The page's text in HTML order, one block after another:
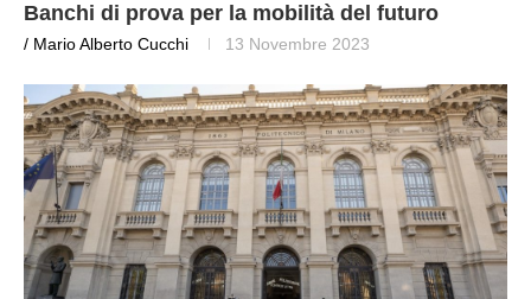
Banchi di prova per la mobilità del futuro
/ Mario Alberto Cucchi 13 Novembre 2023